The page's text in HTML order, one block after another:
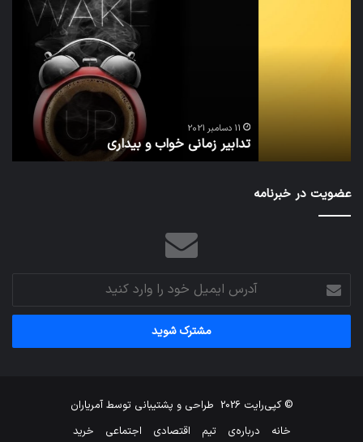
تدابیر زمانی خواب و بیداری
عضویت در خبرنامه
آدرس
ایمیل
خود
وارد
© کپی‌رایت 2026 طراحی و پشتیبانی توسطآمریاران
خانه
درباره‌ی تیم اقتصادی اجتماعی خرید